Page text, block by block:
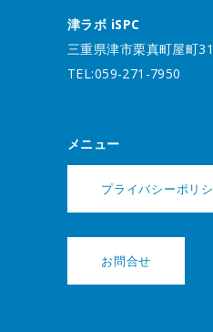
津ラボ iSPC
三重県津市栗真町屋町
TEL:059-271-7950
メニュー
プライバシーポリ
お問合せ